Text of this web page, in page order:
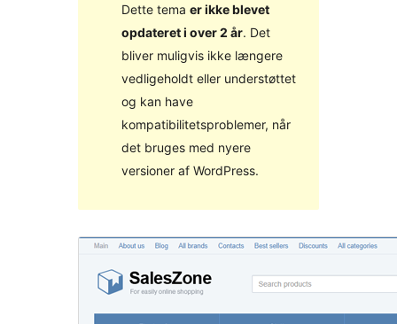
Dette tema er ikke blevet
opdateret i over 2 år. Det
bliver muligvis ikke længere
vedligeholdt eller understøttet
og kan have
kompatibilitetsproblemer, når
det bruges med nyere
versioner af WordPress.